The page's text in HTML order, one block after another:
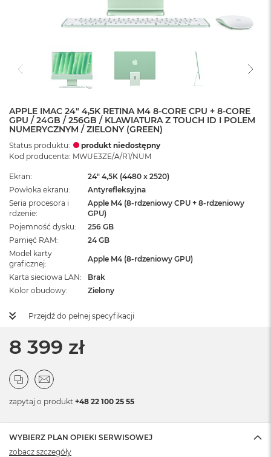
APPLE IMAC 24" 4,5K RETINA M4 8-CORE CPU + 8-CORE
GPU / 24GB / 256GB / KLAWIATURA Z TOUCH ID I POLEM
NUMERYCZNYM / ZIELONY (GREEN)
Status produktu:
produkt niedostępny
Kod producenta: MWUE3ZE/A/R1/NUM
Ekran
24" 4,5K (4480 x 2520)
Powłoka ekranu
Antyrefleksyjna
Seria procesora i
rdzenie
Apple M4 (8-rdzeniowy CPU + 8-rdzeniowy
GPU)
Pojemność dysku
256 GB
Pamięć RAM
24 GB
Model karty
graficznej
Apple M4 (8-rdzeniowy GPU)
Karta sieciowa LAN
Brak
Kolor obudowy
Zielony
Przejdź do pełnej specyfikacji
8 399 zł
zapytaj o produkt +48 22 100 25 55
WYBIERZ PLAN OPIEKI SERWISOWEJ
zobacz szczegóły